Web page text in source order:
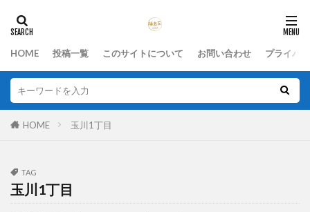
HOME 投稿一覧 このサイトについて お問い合わせ プライバ
HOME 玉川1丁目
TAG
玉川1丁目